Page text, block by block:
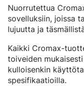
Nuorrutettua
sovelluksiin, joissa
lujuutta ja
Kaikki Cromax-
toiveiden
kulloisenkin
spesifikaatioilla.